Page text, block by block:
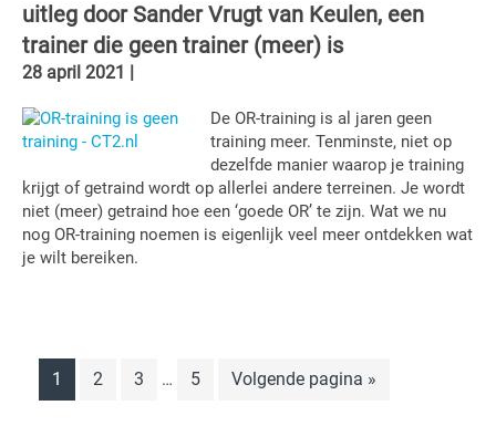
uitleg door Sander Vrugt van Keulen, een
trainer die geen trainer (meer) is
28 april 2021 |
De OR-training is al jaren geen
training meer. Tenminste, niet op
dezelfde manier waarop je training
krijgt of getraind wordt op allerlei andere terreinen. Je wordt
niet (meer) getraind hoe een ‘goede OR’ te zijn. Wat we nu
nog OR-training noemen is eigenlijk veel meer ontdekken wat
je wilt bereiken.
Pagina
1 Pagina
2 Pagina
3
Interim
pagina's
… Pagina
5
Ga
Volgende pagina »